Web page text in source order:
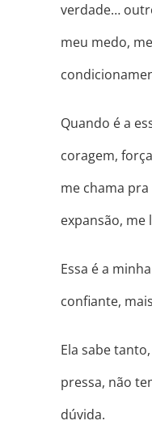
verdade…
meu medo,
Quando é a
coragem,
me chama
expansão, me
Essa é a
confiante,
Ela sabe
pressa, não
dúvida.